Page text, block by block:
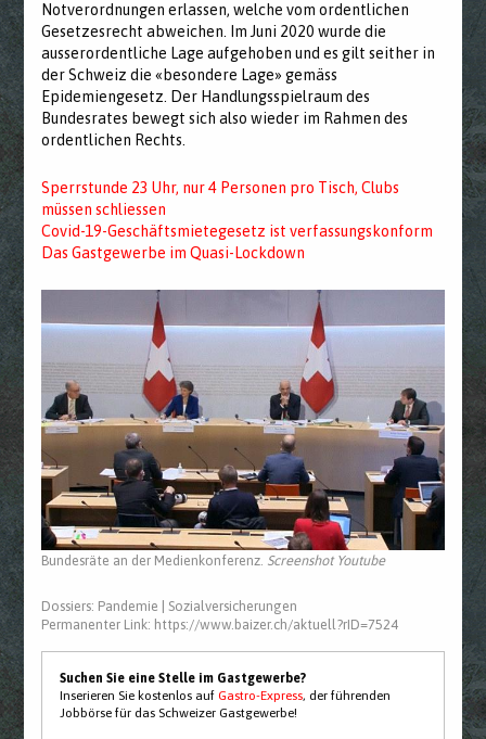
Notverordnungen erlassen, welche vom ordentlichen
Gesetzesrecht abweichen. Im Juni 2020 wurde die
ausserordentliche Lage aufgehoben und es gilt seither in
der Schweiz die «besondere Lage» gemäss
Epidemiengesetz. Der Handlungsspielraum des
Bundesrates bewegt sich also wieder im Rahmen des
ordentlichen Rechts.
Sperrstunde 23 Uhr, nur 4 Personen pro Tisch, Clubs
müssen schliessen
Covid-19-Geschäftsmietegesetz ist verfassungskonform
Das Gastgewerbe im Quasi-Lockdown
Bundesräte an der Medienkonferenz. Screenshot Youtube
Dossiers: Pandemie |Sozialversicherungen
Permanenter Link: https://www.baizer.ch/aktuell?rID=7524
Suchen Sie eine Stelle im Gastgewerbe?
Inserieren Sie kostenlos aufGastro-Express, der führenden
Jobbörse für das Schweizer Gastgewerbe!